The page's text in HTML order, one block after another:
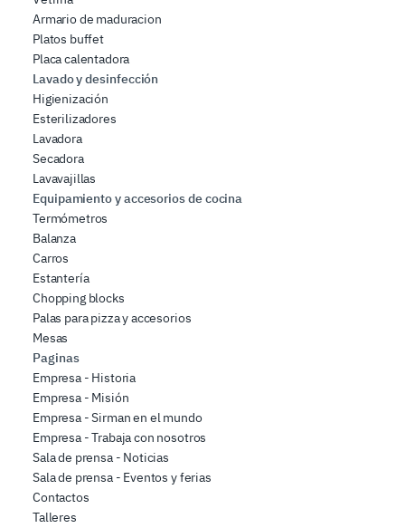
Armario de maduracion
Platos buffet
Placa calentadora
Lavado y desinfección
Higienización
Esterilizadores
Lavadora
Secadora
Lavavajillas
Equipamiento y accesorios de cocina
Termómetros
Balanza
Carros
Estantería
Chopping blocks
Palas para pizza y accesorios
Mesas
Paginas
Empresa - Historia
Empresa - Misión
Empresa - Sirman en el mundo
Empresa - Trabaja con nosotros
Sala de prensa - Noticias
Sala de prensa - Eventos y ferias
Contactos
Talleres